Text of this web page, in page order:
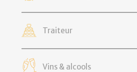
Traiteur
Vins & alcools